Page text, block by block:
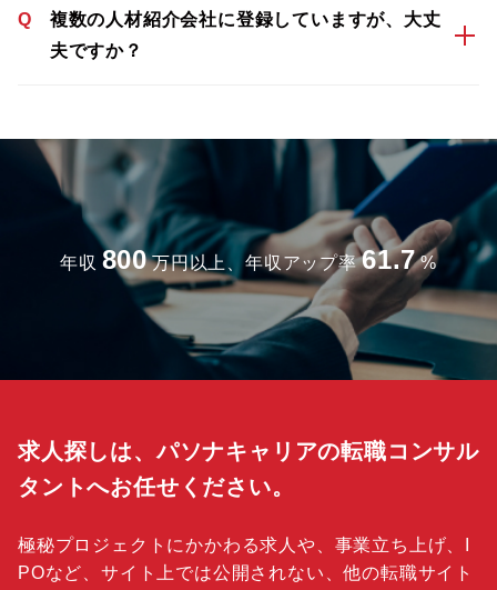
Q
複数の人材紹介会社に登録していますが、大丈
夫ですか？
年収 800 万円以上、年収アップ率 61.7 %
求人探しは、パソナキャリアの転職コンサル
タントへお任せください。
極秘プロジェクトにかかわる求人や、事業立ち上げ、I
POなど、サイト上では公開されない、他の転職サイト